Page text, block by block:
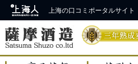
上海の口コミポータルサイト